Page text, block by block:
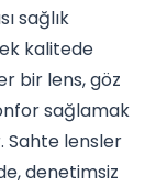
sağlık
kalitede
bir lens, göz
sağlamak
Sahte lensler
denetimsiz